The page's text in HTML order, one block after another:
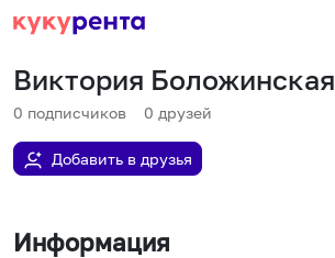
Виктория Боложинская
0 подписчиков 0 друзей
Добавить в друзья
Информация